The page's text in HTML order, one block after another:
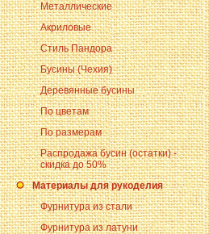
Металлические
Акриловые
Стиль Пандора
Бусины (Чехия)
Деревянные бусины
По цветам
По размерам
Распродажа бусин (остатки) -
скидка до 50%
Материалы для рукоделия
Фурнитура из стали
Фурнитура из латуни